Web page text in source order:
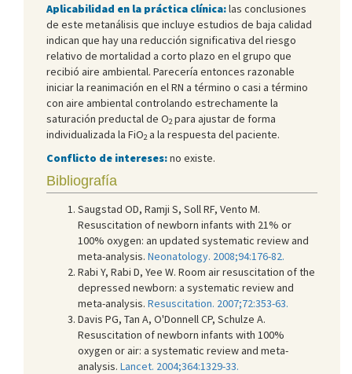
Aplicabilidad en la práctica clínica:las conclusiones
de este metanálisis que incluye estudios de baja calidad
indican que hay una reducción significativa del riesgo
relativo de mortalidad a corto plazo en el grupo que
recibió aire ambiental. Parecería entonces razonable
iniciar la reanimación en el RN a término o casi a término
con aire ambiental controlando estrechamente la
saturación preductal de O2para ajustar de forma
individualizada la FiO2a la respuesta del paciente.
Conflicto de intereses:no existe.
Bibliografía
Saugstad OD, Ramji S, Soll RF, Vento M.
Resuscitation of newborn infants with 21% or
100% oxygen: an updated systematic review and
meta-analysis. Neonatology. 2008;94:176-82.
Rabi Y, Rabi D, Yee W. Room air resuscitation of the
depressed newborn: a systematic review and
meta-analysis. Resuscitation. 2007;72:353-63.
Davis PG, Tan A, O'Donnell CP, Schulze A.
Resuscitation of newborn infants with 100%
oxygen or air: a systematic review and meta-
analysis. Lancet. 2004;364:1329-33.